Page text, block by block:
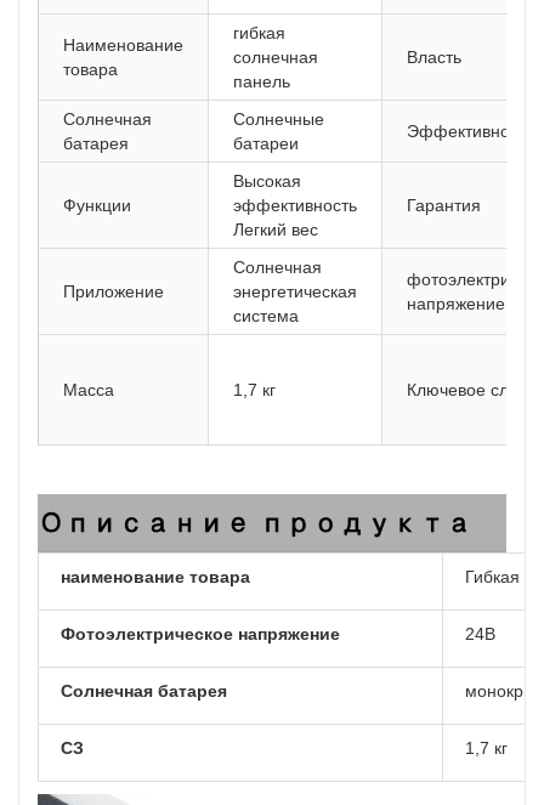
Наименование
товара
гибкая
солнечная
панель
Власть
Солнечная
батарея
Солнечные
батареи
Эффективность
Функции
Высокая
эффективность
Легкий вес
Гарантия
Приложение
Солнечная
энергетическая
система
напряжение
Масса 1,7 кг Ключевое слово
Описание продукта
наименование товара Гибкая
Фотоэлектрическое напряжение 24В
Солнечная батарея
СЗ 1,7 кг